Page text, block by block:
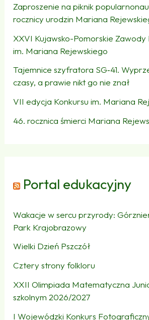
Zaproszenie na piknik
rocznicy urodzin Mariana
XXVI Kujawsko-Pomorskie
im. Mariana Rejewskiego
Tajemnice szyfratora SG‑41.
czasy, a prawie nikt go nie znał
VII edycja Konkursu im. Mariana
46. rocznica śmierci Mariana
Portal edukacyjny
Wakacje w sercu przyrody:
Park Krajobrazowy
Wielki Dzień Pszczół
Cztery strony folkloru
XXII Olimpiada Matematyczna
szkolnym 2026/2027
I Wojewódzki Konkurs